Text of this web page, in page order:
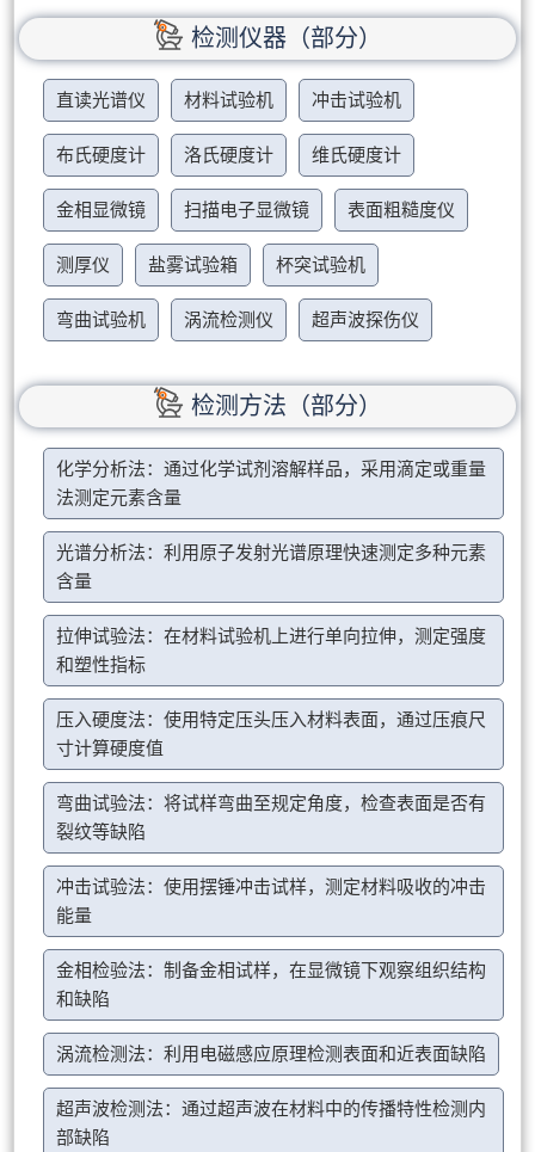
检测仪器（部分）
直读光谱仪 材料试验机 冲击试验机
布氏硬度计 洛氏硬度计 维氏硬度计
金相显微镜 扫描电子显微镜 表面粗糙度仪
测厚仪 盐雾试验箱 杯突试验机
弯曲试验机 涡流检测仪 超声波探伤仪
检测方法（部分）
化学分析法：通过化学试剂溶解样品，采用滴定或重量
法测定元素含量
光谱分析法：利用原子发射光谱原理快速测定多种元素
含量
拉伸试验法：在材料试验机上进行单向拉伸，测定强度
和塑性指标
压入硬度法：使用特定压头压入材料表面，通过压痕尺
寸计算硬度值
弯曲试验法：将试样弯曲至规定角度，检查表面是否有
裂纹等缺陷
冲击试验法：使用摆锤冲击试样，测定材料吸收的冲击
能量
金相检验法：制备金相试样，在显微镜下观察组织结构
和缺陷
涡流检测法：利用电磁感应原理检测表面和近表面缺陷
超声波检测法：通过超声波在材料中的传播特性检测内
部缺陷